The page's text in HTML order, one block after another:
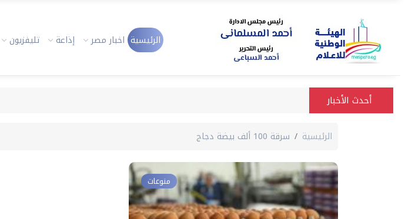
الرئيسية اخبار مصر إذاعة تليفزيون
أحدث الأخبار
الرئيسية سرقة 100 ألف بيضة دجاج
منوعات